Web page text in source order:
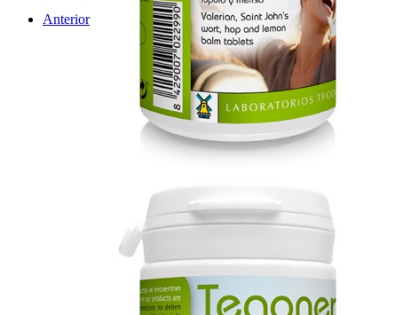
Anterior